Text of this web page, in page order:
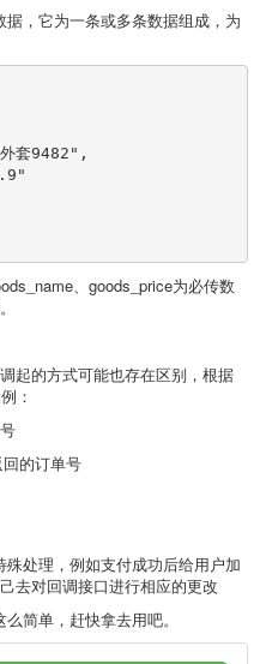
，它为一条或多条数据组成，为
、goods_price为必传数
起的方式可能也存在区别，根据
：
的订单号
处理，例如支付成功后给用户加
去对回调接口进行相应的更改
简单，赶快拿去用吧。